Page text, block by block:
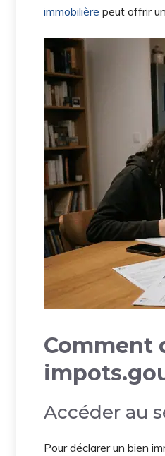
immobilière peut offrir
Comment
Accéder au
Pour déclarer un bien